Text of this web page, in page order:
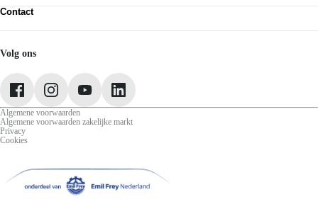
Opel
Fiat Professional
Leapmotor
Vrienden van Nefkens
Nieuws
Contact
Nefkens Emil Frey Schadeservice
Volg ons
Algemene voorwaarden
Algemene voorwaarden zakelijke markt
Privacy
Cookies